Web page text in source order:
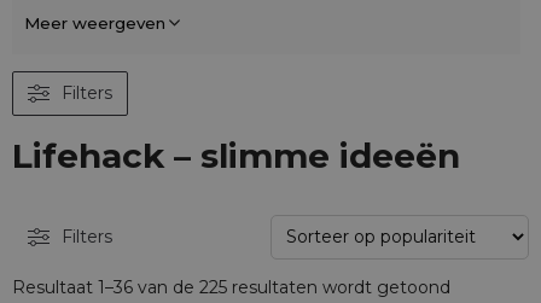
Meer weergeven
Filters
Lifehack – slimme ideeën
Filters
Resultaat 1–36 van de 225 resultaten wordt getoond